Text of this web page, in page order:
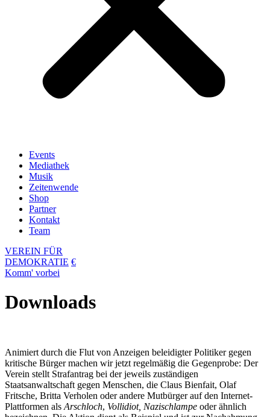
Events
Mediathek
Musik
Zeitenwende
Shop
Partner
Kontakt
Team
VEREIN FÜR
DEMOKRATIE €
Komm' vorbei
Downloads
Animiert durch die Flut von Anzeigen beleidigter Politiker gegen
kritische Bürger machen wir jetzt regelmäßig die Gegenprobe: Der
Verein stellt Strafantrag bei der jeweils zuständigen
Staatsanwaltschaft gegen Menschen, die Claus Bienfait, Olaf
Fritsche, Britta Verholen oder andere Mutbürger auf den Internet-
Plattformen als Arschloch, Vollidiot, Nazischlampe oder ähnlich